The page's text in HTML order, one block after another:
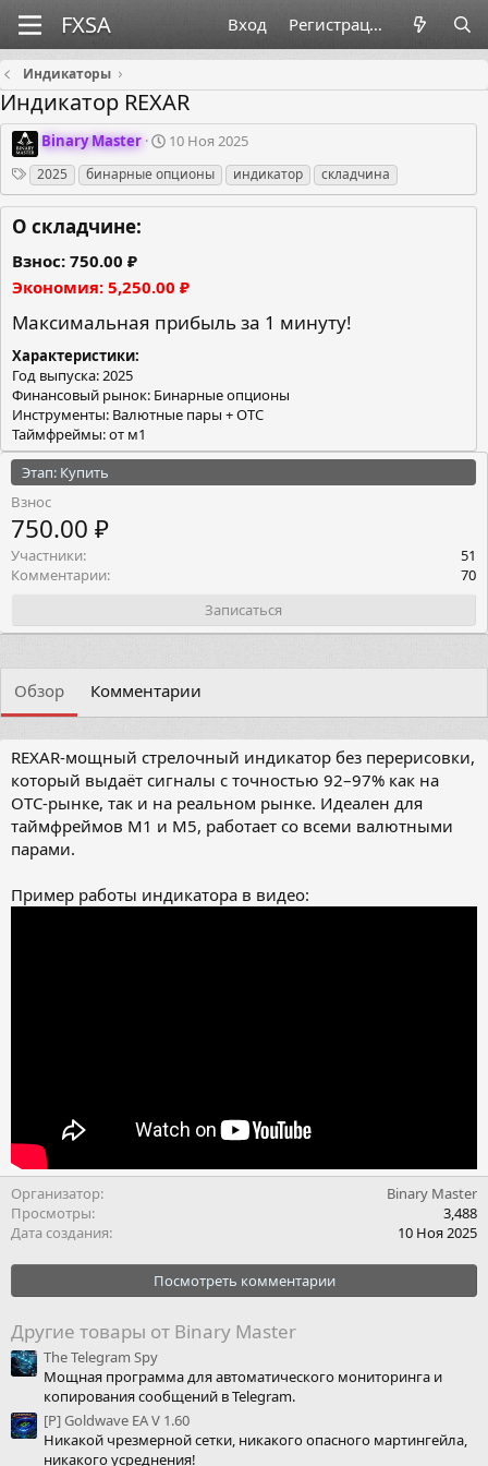
Вход Регистрация
Индикаторы
Индикатор REXAR
О
г
а
н
и
з
т
о
Binary Master
Д
т
а
а
н
и
10 Ноя 2025
Теги
2025 бинарные опционы индикатор складчина
О складчине:
Взнос 750.00 ₽
Экономия 5,250.00 ₽
Максимальная прибыль за 1 минуту!
Характеристики
Год выпуска: 2025
Финансовый рынок: Бинарные опционы
Инструменты: Валютные пары + OTC
Таймфреймы: от м1
Этап: Купить
Взнос
750.00 ₽
Участники
51
Комментарии
70
Записаться
Обзор Комментарии
REXAR-мощный стрелочный индикатор без перерисовки,
который выдаёт сигналы с точностью 92–97% как на
OTC-рынке, так и на реальном рынке. Идеален для
таймфреймов M1 и M5, работает со всеми валютными
парами.
Пример работы индикатора в видео:
Организатор
Binary Master
Просмотры
3,488
Дата создания
10 Ноя 2025
Посмотреть комментарии
Другие товары от Binary Master
The Telegram Spy
Мощная программа для автоматического мониторинга и
копирования сообщений в Telegram.
[Р] Goldwave EA V 1.60
Никакой чрезмерной сетки, никакого опасного мартингейла,
никакого усреднения!